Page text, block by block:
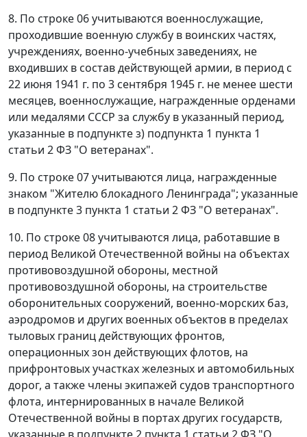
8. По строке 06 учитываются военнослужащие,
проходившие военную службу в воинских частях,
учреждениях, военно-учебных заведениях, не
входивших в состав действующей армии, в период с
22 июня 1941 г. по 3 сентября 1945 г. не менее шести
месяцев, военнослужащие, награжденные орденами
или медалями СССР за службу в указанный период,
указанные в подпункте з) подпункта 1 пункта 1
статьи 2 ФЗ "О ветеранах".
9. По строке 07 учитываются лица, награжденные
знаком "Жителю блокадного Ленинграда"; указанные
в подпункте 3 пункта 1 статьи 2 ФЗ "О ветеранах".
10. По строке 08 учитываются лица, работавшие в
период Великой Отечественной войны на объектах
противовоздушной обороны, местной
противовоздушной обороны, на строительстве
оборонительных сооружений, военно-морских баз,
аэродромов и других военных объектов в пределах
тыловых границ действующих фронтов,
операционных зон действующих флотов, на
прифронтовых участках железных и автомобильных
дорог, а также члены экипажей судов транспортного
флота, интернированных в начале Великой
Отечественной войны в портах других государств,